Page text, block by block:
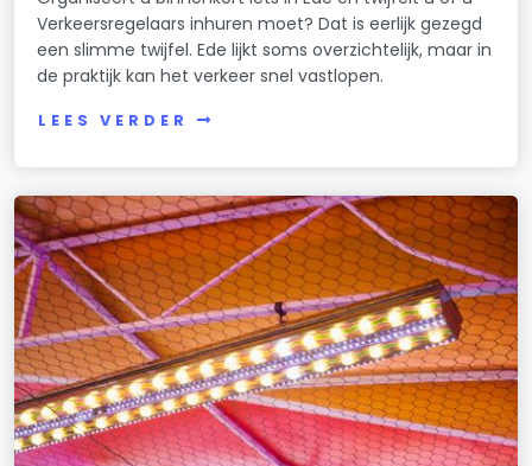
Verkeersregelaars inhuren moet? Dat is eerlijk gezegd
een slimme twijfel. Ede lijkt soms overzichtelijk, maar in
de praktijk kan het verkeer snel vastlopen.
LEES VERDER